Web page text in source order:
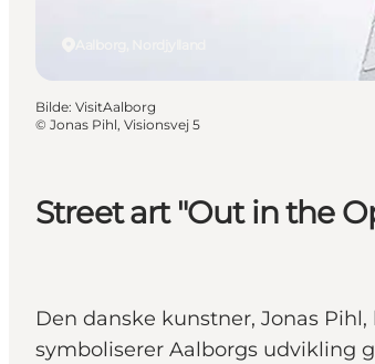
Street art "Out in the
Den danske kunstner, Jonas
symboliserer Aalborgs udvikling
Bilde: VisitAalborg
© Jonas Pihl, Visionsvej 5